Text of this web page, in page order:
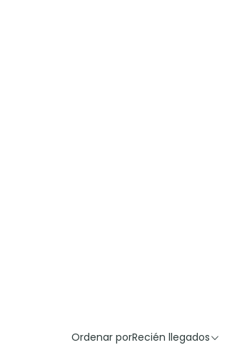
Ordenar porRecién llegados